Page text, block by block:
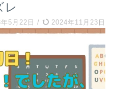
レ
5月22日 / 2024年11月23日